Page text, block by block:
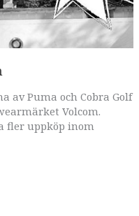
av Puma och Cobra Golf
Volcom.
fler uppköp inom